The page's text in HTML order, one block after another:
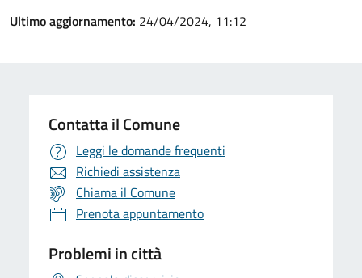
Ultimo aggiornamento: 24/04/2024, 11:12
Contatta il Comune
Leggi le domande frequenti
Richiedi assistenza
Chiama il Comune
Prenota appuntamento
Problemi in città